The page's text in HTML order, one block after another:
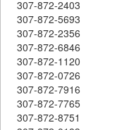
307-872-2403
307-872-5693
307-872-2356
307-872-6846
307-872-1120
307-872-0726
307-872-7916
307-872-7765
307-872-8751